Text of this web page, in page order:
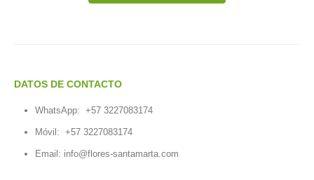
DATOS DE CONTACTO
WhatsApp: +57 3227083174
Móvil: +57 3227083174
Email: info@flores-santamarta.com